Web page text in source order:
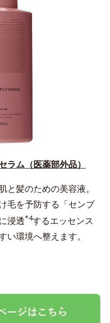
ラム（医薬部外品）
と髪のための美容液。
毛を予防する「センブ
浸透*4するエッセンス
い環境へ整えます。